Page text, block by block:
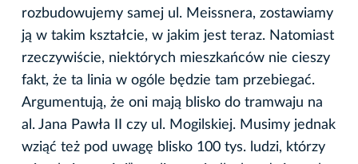
rozbudowujemy samej ul. Meissnera, zostawiamy
ją w takim kształcie, w jakim jest teraz. Natomiast
rzeczywiście, niektórych mieszkańców nie cieszy
fakt, że ta linia w ogóle będzie tam przebiegać.
Argumentują, że oni mają blisko do tramwaju na
al. Jana Pawła II czy ul. Mogilskiej. Musimy jednak
wziąć też pod uwagę blisko 100 tys. ludzi, którzy